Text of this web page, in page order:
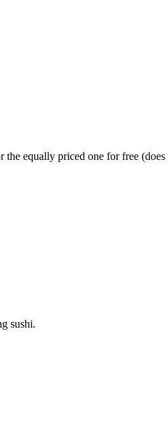
equally priced one for free
sushi.